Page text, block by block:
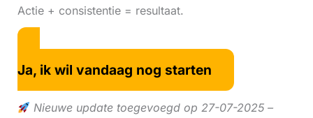
Actie + consistentie = resultaat.
Ja, ik wil vandaag nog starten
Nieuwe update toegevoegd op 27-07-2025 –